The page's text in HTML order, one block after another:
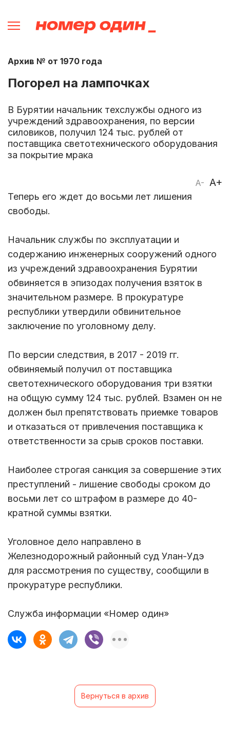
Архив № от 1970 года
Погорел на лампочках
В Бурятии начальник техслужбы одного из
учреждений здравоохранения, по версии
силовиков, получил 124 тыс. рублей от
поставщика светотехнического оборудования
за покрытие мрака
A- A+
Теперь его ждет до восьми лет лишения
свободы.
Начальник службы по эксплуатации и
содержанию инженерных сооружений одного
из учреждений здравоохранения Бурятии
обвиняется в эпизодах получения взяток в
значительном размере. В прокуратуре
республики утвердили обвинительное
заключение по уголовному делу.
По версии следствия, в 2017 - 2019 гг.
обвиняемый получил от поставщика
светотехнического оборудования три взятки
на общую сумму 124 тыс. рублей. Взамен он не
должен был препятствовать приемке товаров
и отказаться от привлечения поставщика к
ответственности за срыв сроков поставки.
Наиболее строгая санкция за совершение этих
преступлений - лишение свободы сроком до
восьми лет со штрафом в размере до 40-
кратной суммы взятки.
Уголовное дело направлено в
Железнодорожный районный суд Улан-Удэ
для рассмотрения по существу, сообщили в
прокуратуре республики.
Служба информации «Номер один»
Вернуться в архив